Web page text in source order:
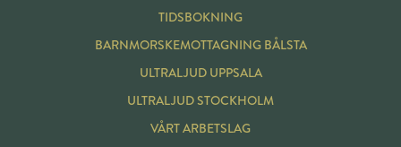
TIDSBOKNING
BARNMORSKEMOTTAGNING BÅLSTA
ULTRALJUD UPPSALA
ULTRALJUD STOCKHOLM
VÅRT ARBETSLAG